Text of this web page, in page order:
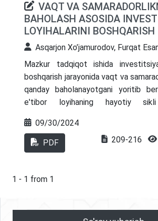
VAQT VA
BAHOLASH ASOSIDA
LOYIHALARINI BOSHQARISH
Asqarjon Xo’jamurodov, Furqat
Mazkur tadqiqot ishida
boshqarish jarayonida vaqt va
qanday baholanayotgani yoritib
e'tibor loyihaning hayotiy sikli
oshirilish muddatlarini qisqartirish
foyda olish imkoniyatlariga
hozirgi kunda juda dolzarb bo‘lib,
iqtisodiy samaradorligini oshirish
ko‘pincha resurslarning cheklanganligi
09/30/2024
PDF 209-216
1 - 1 from 1